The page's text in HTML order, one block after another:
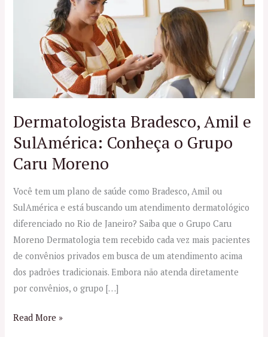
Dermatologista Bradesco, Amil e
SulAmérica: Conheça o Grupo
Caru Moreno
Você tem um plano de saúde como Bradesco, Amil ou
SulAmérica e está buscando um atendimento dermatológico
diferenciado no Rio de Janeiro? Saiba que o Grupo Caru
Moreno Dermatologia tem recebido cada vez mais pacientes
de convênios privados em busca de um atendimento acima
dos padrões tradicionais. Embora não atenda diretamente
por convênios, o grupo […]
SulAmérica:
Conheça
Caru
Moreno
Read More »